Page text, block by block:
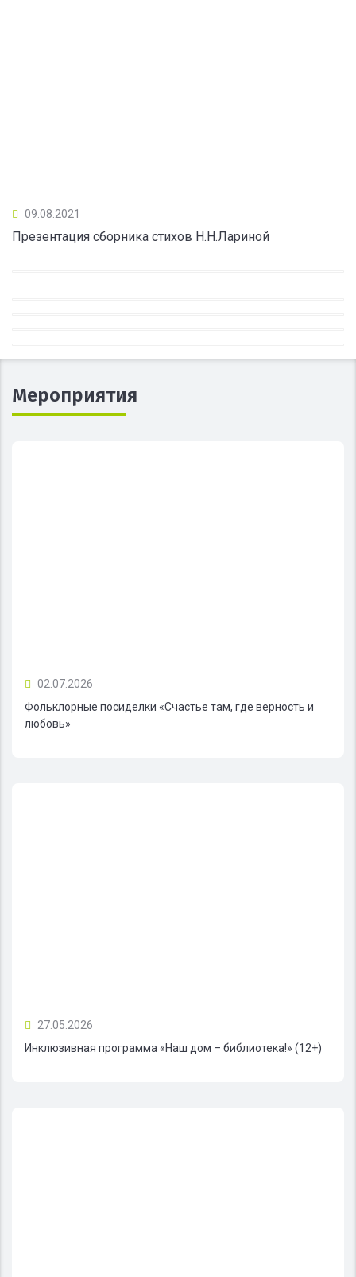
09.08.2021
Презентация сборника стихов Н.Н.Лариной
Мероприятия
02.07.2026
Фольклорные посиделки «Счастье там, где верность и
любовь»
27.05.2026
Инклюзивная программа «Наш дом – библиотека!» (12+)